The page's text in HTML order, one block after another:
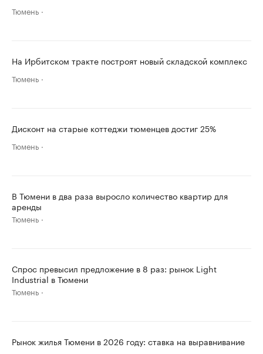
Тюмень
На Ирбитском тракте построят новый складской комплекс
Тюмень
Дисконт на старые коттеджи тюменцев достиг 25%
Тюмень
В Тюмени в два раза выросло количество квартир для
аренды
Тюмень
Спрос превысил предложение в 8 раз: рынок Light
Industrial в Тюмени
Тюмень
Рынок жилья Тюмени в 2026 году: ставка на выравнивание